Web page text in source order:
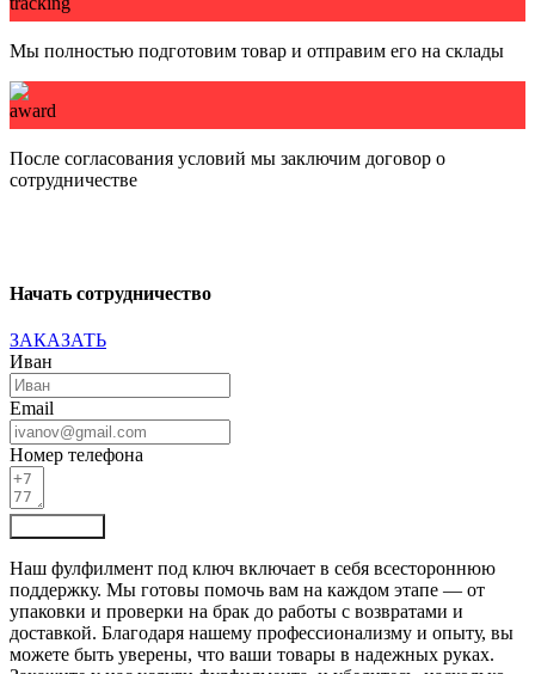
Мы полностью подготовим товар и отправим его на склады
После согласования условий мы заключим договор о
сотрудничестве
Начать сотрудничество
ЗАКАЗАТЬ
Иван
Email
Номер телефона
Наш фулфилмент под ключ включает в себя всестороннюю
поддержку. Мы готовы помочь вам на каждом этапе — от
упаковки и проверки на брак до работы с возвратами и
доставкой. Благодаря нашему профессионализму и опыту, вы
можете быть уверены, что ваши товары в надежных руках.